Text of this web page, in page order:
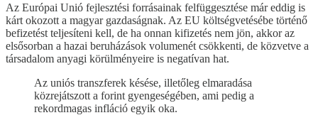
Az Európai Unió fejlesztési forrásainak felfüggesztése már eddig is
kárt okozott a magyar gazdaságnak. Az EU költségvetésébe történő
befizetést teljesíteni kell, de ha onnan kifizetés nem jön, akkor az
elsősorban a hazai beruházások volumenét csökkenti, de közvetve a
társadalom anyagi körülményeire is negatívan hat.
Az uniós transzferek késése, illetőleg elmaradása
közrejátszott a forint gyengeségében, ami pedig a
rekordmagas infláció egyik oka.